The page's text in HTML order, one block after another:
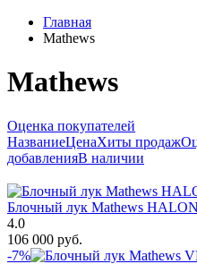
Главная
Mathews
Mathews
Оценка покупателей
НазваниеЦенаХиты продаж
добавленияВ наличии
Блочный лук Mathews
4.0
106 000 руб.
-7%